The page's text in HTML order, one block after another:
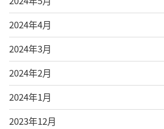
2024年4月
2024年3月
2024年2月
2024年1月
2023年12月